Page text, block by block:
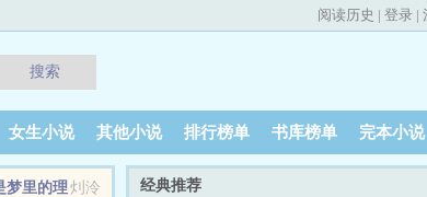
阅读历史 | 登录 |
搜索
女生小说 其他小说 排行榜单 书库榜单 完本小说
灲泠
梦里的理
经典推荐